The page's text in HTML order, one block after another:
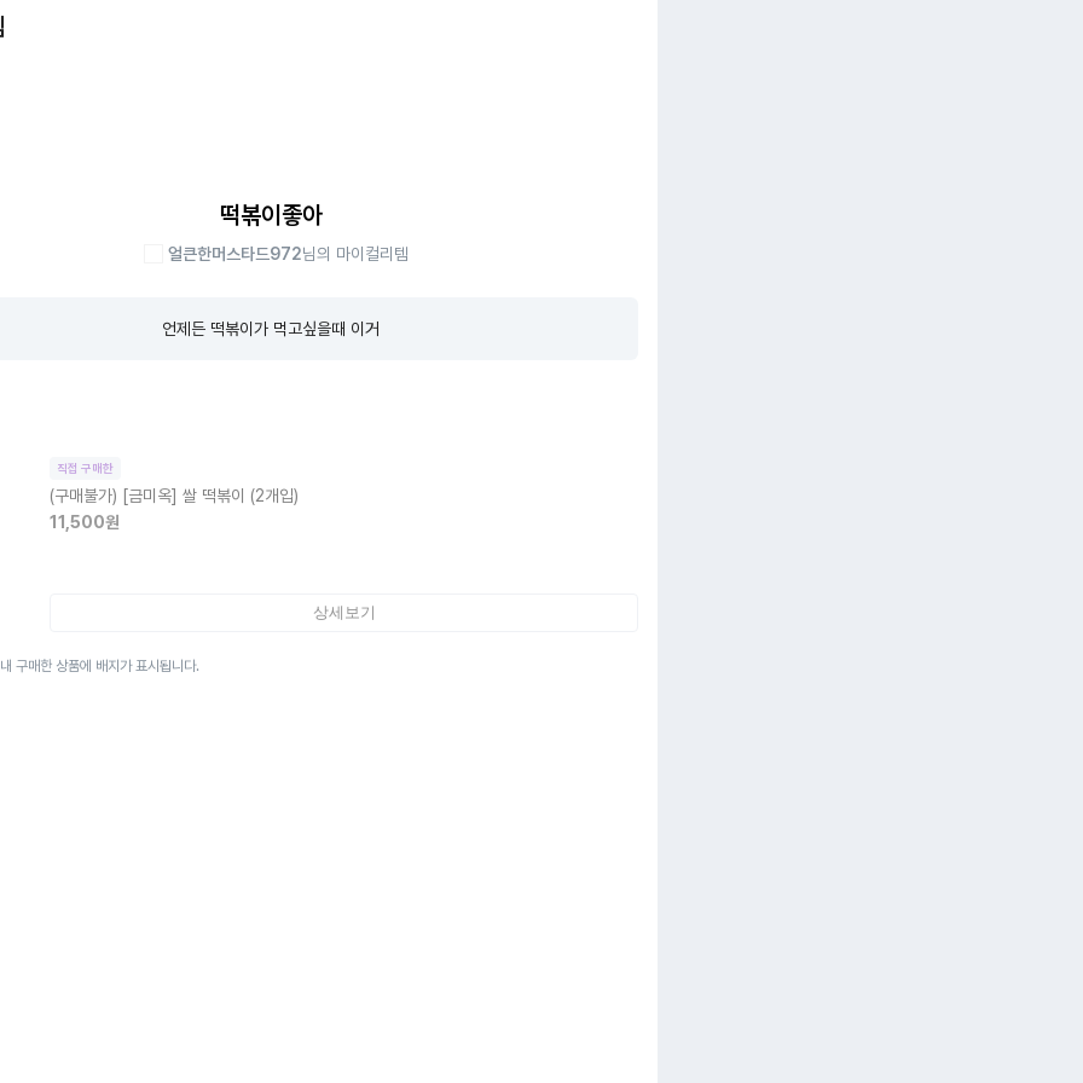
떡볶이좋아
얼큰한머스타드972님의 마이컬리템
언제든 떡볶이가 먹고싶을때 이거
직접 구매한
(구매불가) [금미옥] 쌀 떡볶이 (2개입)
11,500원
상세보기
구매한 상품에 배지가 표시됩니다.